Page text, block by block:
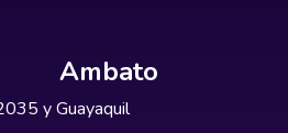
Ambato
y Guayaquil